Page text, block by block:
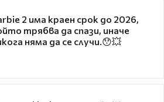
2 има краен срок до 2026,
трябва да спази, иначе
няма да се случи.😯💥